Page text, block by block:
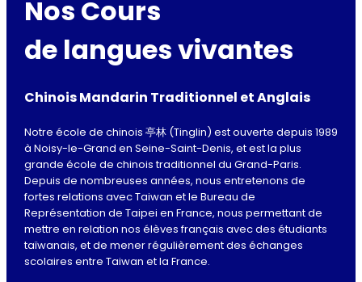
Nos Cours
de langues vivantes
Chinois Mandarin Traditionnel et Anglais
Notre école de chinois 亭林 (Tinglin) est ouverte depuis 1989
à Noisy-le-Grand en Seine-Saint-Denis, et est la plus
grande école de chinois traditionnel du Grand-Paris.
Depuis de nombreuses années, nous entretenons de
fortes relations avec Taiwan et le Bureau de
Représentation de Taipei en France, nous permettant de
mettre en relation nos élèves français avec des étudiants
taïwanais, et de mener régulièrement des échanges
scolaires entre Taiwan et la France.